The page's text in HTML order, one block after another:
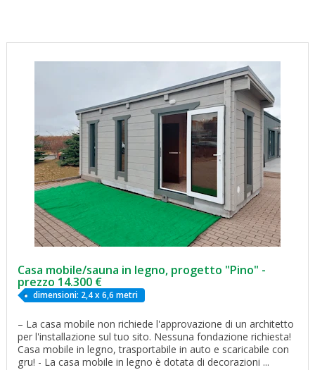
Casa mobile/sauna in legno, progetto "Pino" -
prezzo 14.300 €
dimensioni: 2,4 x 6,6 metri
– La casa mobile non richiede l'approvazione di un architetto
per l'installazione sul tuo sito. Nessuna fondazione richiesta!
Casa mobile in legno, trasportabile in auto e scaricabile con
gru! - La casa mobile in legno è dotata di decorazioni ...